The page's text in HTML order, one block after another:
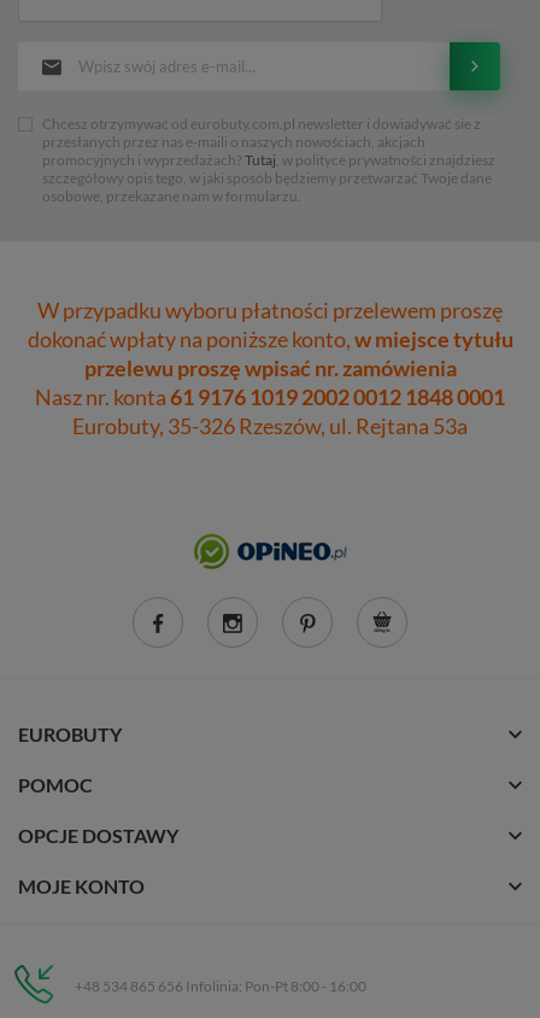
Chcesz otrzymywać od eurobuty.com.pl newsletter i dowiadywać sie z
przesłanych przez nas e-maili o naszych nowościach, akcjach
promocyjnych i wyprzedażach? Tutaj, w polityce prywatności znajdziesz
szczegółowy opis tego, w jaki sposób będziemy przetwarzać Twoje dane
osobowe, przekazane nam w formularzu.
W przypadku wyboru płatności przelewem proszę
dokonać wpłaty na poniższe konto,w miejsce tytułu
przelewu proszę wpisać nr. zamówienia
Nasz nr. konta61 9176 1019 2002 0012 1848 0001
Eurobuty, 35-326 Rzeszów, ul. Rejtana 53a
EUROBUTY
POMOC
OPCJE DOSTAWY
MOJE KONTO
+48 534 865 656 Infolinia: Pon-Pt 8:00 - 16:00